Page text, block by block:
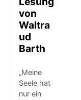
von
Waltra
ud
Barth
„Meine
Seele hat
nur ein